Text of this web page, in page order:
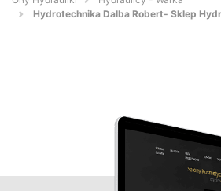
Hydrotechnika Dalba Robert- Sklep